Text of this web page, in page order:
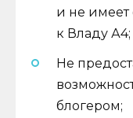
и не
к Владу А4;
Не
блогером;